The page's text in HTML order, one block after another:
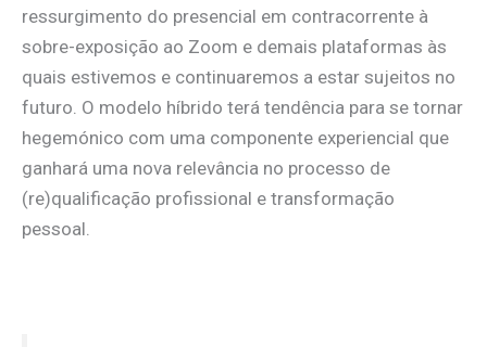
ressurgimento do presencial em contracorrente à
sobre-exposição ao Zoom e demais plataformas às
quais estivemos e continuaremos a estar sujeitos no
futuro. O modelo híbrido terá tendência para se tornar
hegemónico com uma componente experiencial que
ganhará uma nova relevância no processo de
(re)qualificação profissional e transformação
pessoal.